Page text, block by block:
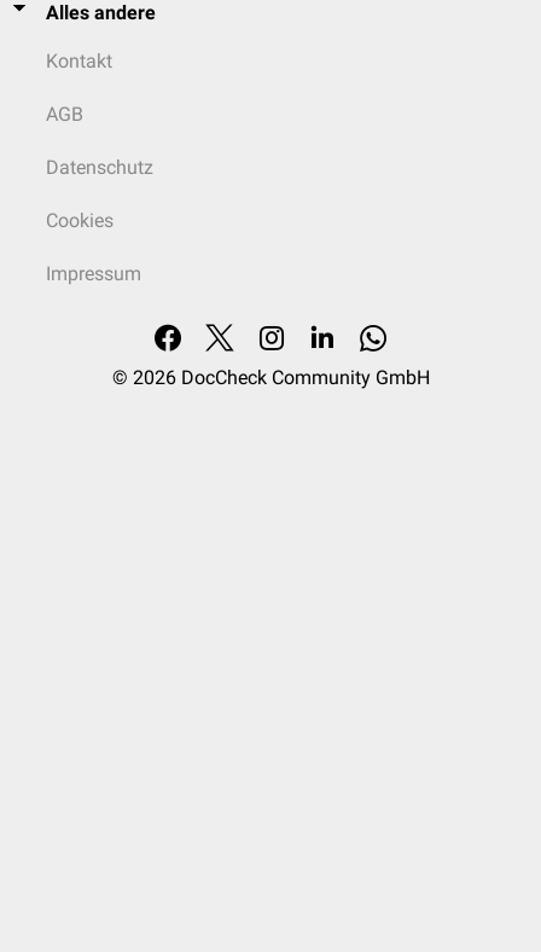
Alles andere
Kontakt
AGB
Datenschutz
Cookies
Impressum
© 2026 DocCheck Community GmbH